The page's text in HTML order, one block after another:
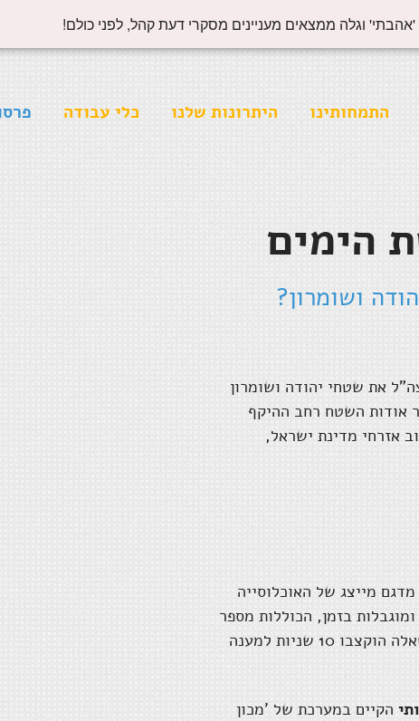
וגלה ממצאים מעניינים מסקרי דעת קהל, לפני כולם!
התמחותינו היתרונות שלנו כלי עבודה
הימים
ושומרון?
צה"ל את שטחי יהודה ושומרון
אודות השטח רחב ההיקף
אזרחי מדינת ישראל,
מייצג של האוכלוסייה
בזמן, הכוללות מספר
זוויות בנושא היובל למלחמת ששת הימים. לכל שאלה הוקצבו 10 שניות למענה
הקיים במערכת של 'מכון